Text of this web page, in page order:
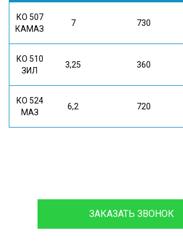
КО 507
КАМАЗ
7 730
КО 510
ЗИЛ
3,25 360
КО 524
МАЗ
6,2 720
ЗАКАЗАТЬ ЗВОНОК